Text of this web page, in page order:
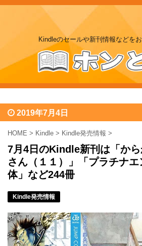
Kindleのセールや新刊情報などを
2019年7月4日
HOME > Kindle > Kindle発売情報 >
7月4日のKindle新刊は「か
さん（１１）」「プラチナ
体」など244冊
Kindle発売情報